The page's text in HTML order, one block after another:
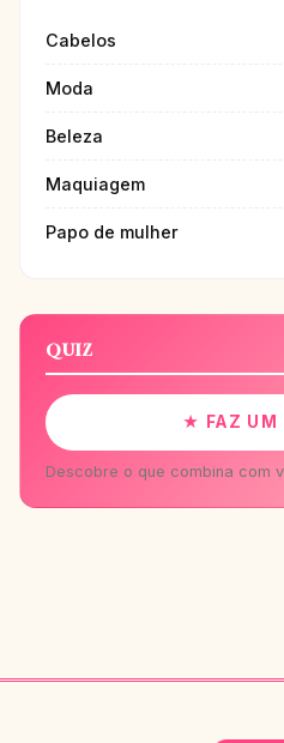
Cabelos
Moda
Beleza
Maquiagem
Papo de mulher
QUIZ
★ FAZ UM
Descobre o que combina com